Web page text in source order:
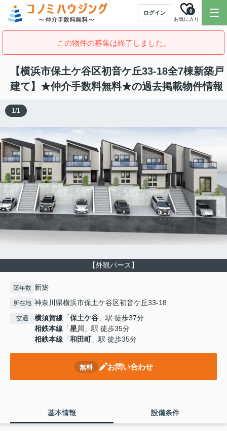
ログイン
お気に入り
0
この物件の募集は終了しました。
【横浜市保土ケ谷区初音ケ丘33-18全7棟新築戸
建て】★仲介手数料無料★の過去掲載物件情報
【外観パース】
1/1
築年数 新築
所在地 神奈川県横浜市保土ケ谷区初音ケ丘33-18
交通 横須賀線 「保土ケ谷 」駅 徒歩37分
相鉄本線 「星川
」駅 徒歩35分
相鉄本線 「和田町」駅 徒歩35分
無料 お問い合わせ
基本情報 設備条件